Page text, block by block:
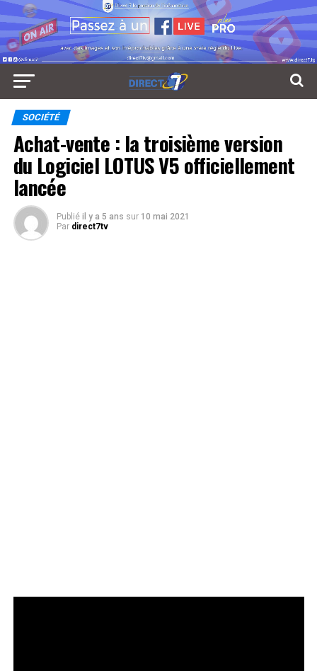
SOCIÉTÉ
Achat-vente : la troisième version
du Logiciel LOTUS V5 officiellement
lancée
Publié il y a 5 ans sur 10 mai 2021
Par direct7tv